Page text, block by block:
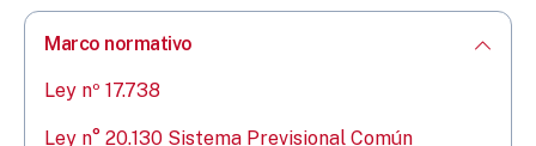
Marco normativo
Ley nº 17.738
Ley n° 20.130 Sistema Previsional Común